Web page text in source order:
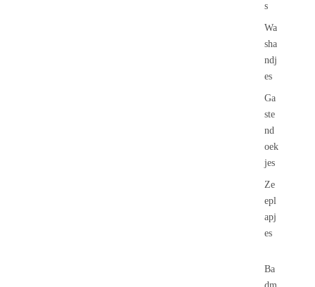
s
Wa
sha
ndj
es
Ga
ste
nd
oek
jes
Ze
epl
apj
es
Ba